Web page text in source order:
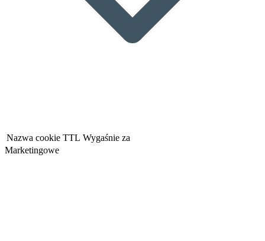
Nazwa cookie TTL Wygaśnie za
Marketingowe